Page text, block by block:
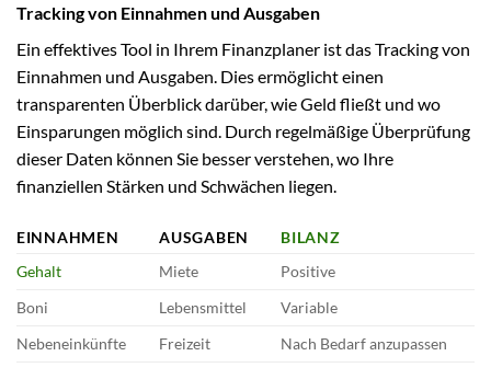
Tracking von Einnahmen und Ausgaben
Ein effektives Tool in Ihrem Finanzplaner ist das Tracking von
Einnahmen und Ausgaben. Dies ermöglicht einen
transparenten Überblick darüber, wie Geld fließt und wo
Einsparungen möglich sind. Durch regelmäßige Überprüfung
dieser Daten können Sie besser verstehen, wo Ihre
finanziellen Stärken und Schwächen liegen.
EINNAHMEN AUSGABEN
BILANZ
Gehalt
Miete
Positive
Boni
Lebensmittel
Variable
Nebeneinkünfte
Freizeit Nach Bedarf anzupassen